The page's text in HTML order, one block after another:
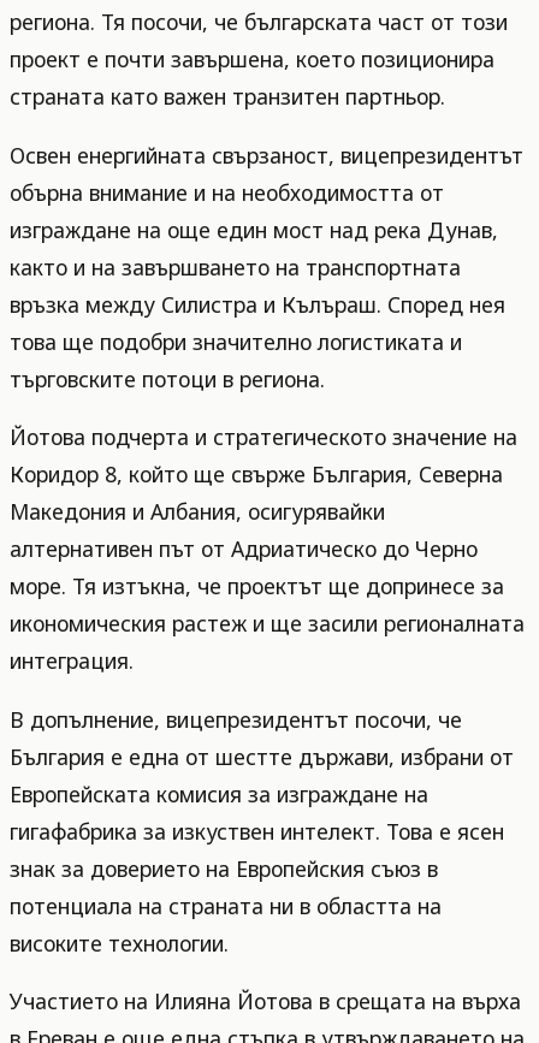
региона. Тя посочи, че българската част от този
проект е почти завършена, което позиционира
страната като важен транзитен партньор.
Освен енергийната свързаност, вицепрезидентът
обърна внимание и на необходимостта от
изграждане на още един мост над река Дунав,
както и на завършването на транспортната
връзка между Силистра и Кълъраш. Според нея
това ще подобри значително логистиката и
търговските потоци в региона.
Йотова подчерта и стратегическото значение на
Коридор 8, който ще свърже България, Северна
Македония и Албания, осигурявайки
алтернативен път от Адриатическо до Черно
море. Тя изтъкна, че проектът ще допринесе за
икономическия растеж и ще засили регионалната
интеграция.
В допълнение, вицепрезидентът посочи, че
България е една от шестте държави, избрани от
Европейската комисия за изграждане на
гигафабрика за изкуствен интелект. Това е ясен
знак за доверието на Европейския съюз в
потенциала на страната ни в областта на
високите технологии.
Участието на Илияна Йотова в срещата на върха